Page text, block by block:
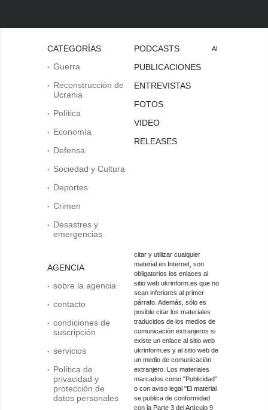
CATEGORÍAS
Guerra
Reconstrucción de
Ucrania
Política
Economía
Defensa
Sociedad y Cultura
Deportes
Crimen
Desastres y
emergencias
AGENCIA
sobre la agencia
contacto
condiciones de
suscripción
servicios
Política de
privacidad y
protección de
datos personales
PODCASTS
PUBLICACIONES
ENTREVISTAS
FOTOS
VIDEO
RELEASES
Al
citar y utilizar cualquier
material en Internet, son
obligatorios los enlaces al
sitio web ukrinform.es que no
sean inferiores al primer
párrafo. Además, sólo es
posible citar los materiales
traducidos de los medios de
comunicación extranjeros si
existe un enlace al sitio web
ukrinform.es y al sitio web de
un medio de comunicación
extranjero. Los materiales
marcados como "Publicidad"
o con aviso legal "El material
se publica de conformidad
con la Parte 3 del Artículo 9